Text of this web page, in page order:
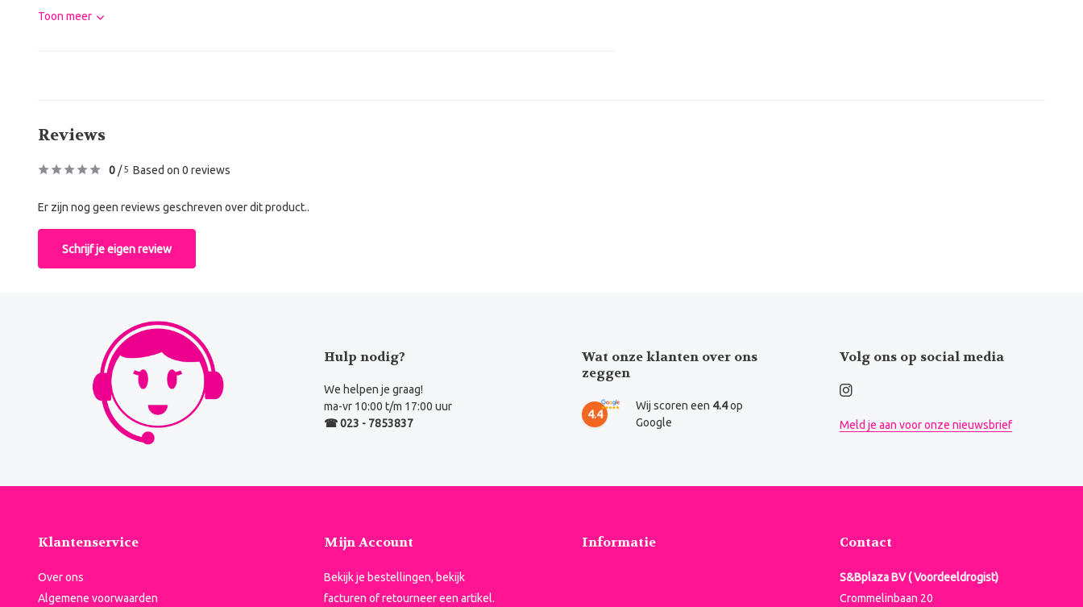
Toon meer
Reviews
0 /5 Based on 0 reviews
Er zijn nog geen reviews geschreven over dit product..
Schrijf je eigen review
Hulp nodig?
We helpen je graag!
ma-vr 10:00 t/m 17:00 uur
☎ 023 - 7853837
Wat onze klanten over ons
zeggen
4.4
Wij scoren een 4.4op
Google
Volg ons op social media
Meld je aan voor onze nieuwsbrief
Klantenservice
Over ons
Algemene voorwaarden
Mijn Account
Bekijk je bestellingen, bekijk
facturen of retourneer een artikel.
Informatie Contact
S&Bplaza BV ( Voordeeldrogist)
Crommelinbaan 20